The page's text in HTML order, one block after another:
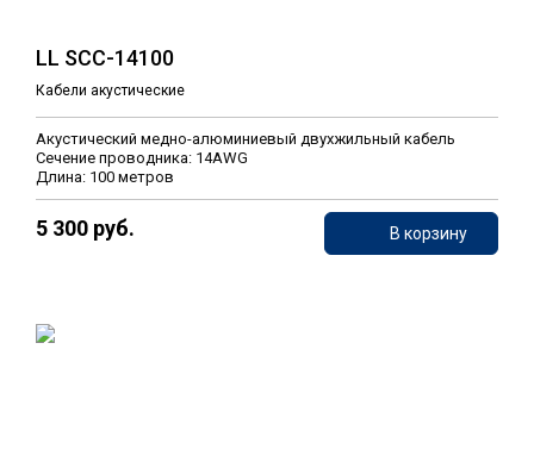
LL SCC-14100
Кабели акустические
Акустический медно-алюминиевый двухжильный кабель
Сечение проводника: 14AWG
Длина: 100 метров
5 300 руб. В корзину